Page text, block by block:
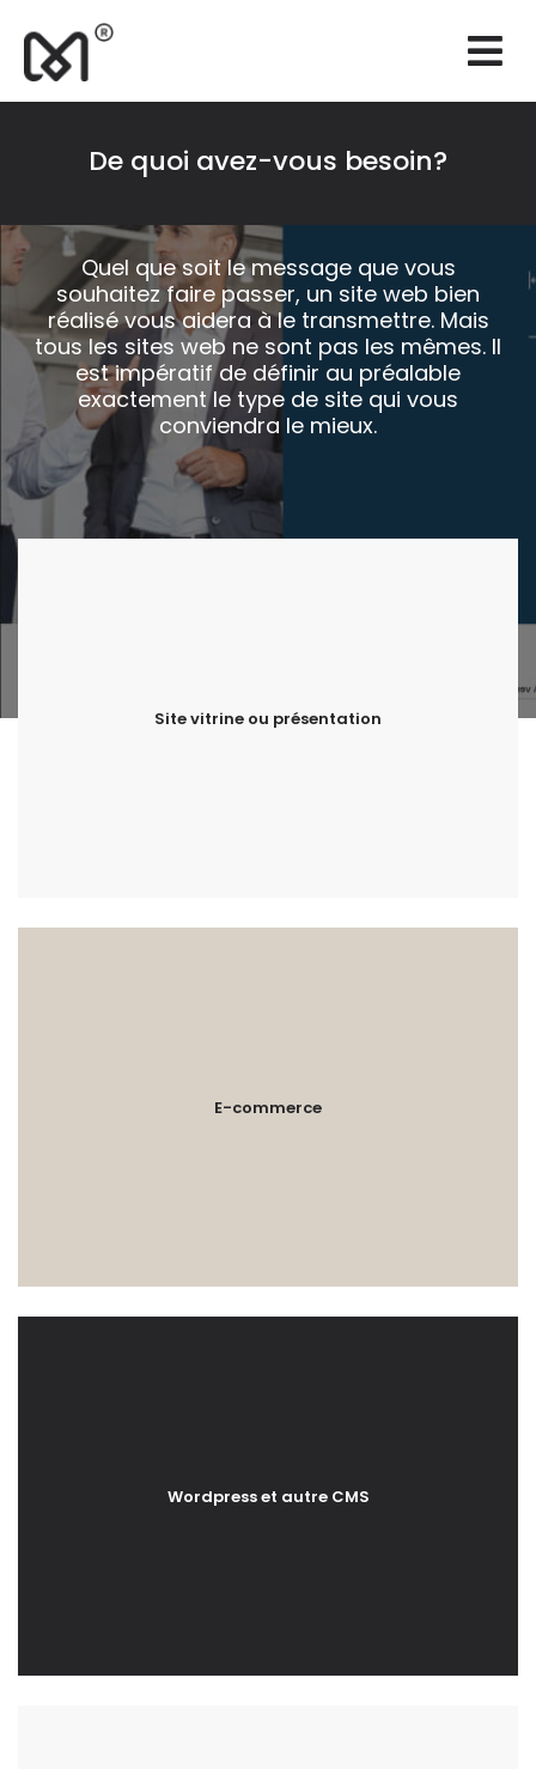
Consultance
Support
Réalisations
Devis
De quoi avez-vous besoin?
Quel que soit le message que vous
souhaitez faire passer, un site web bien
réalisé vous aidera à le transmettre. Mais
tous les sites web ne sont pas les mêmes. Il
est impératif de définir au préalable
exactement le type de site qui vous
conviendra le mieux.
Site vitrine ou présentation
E-commerce
Wordpress et autre CMS
×